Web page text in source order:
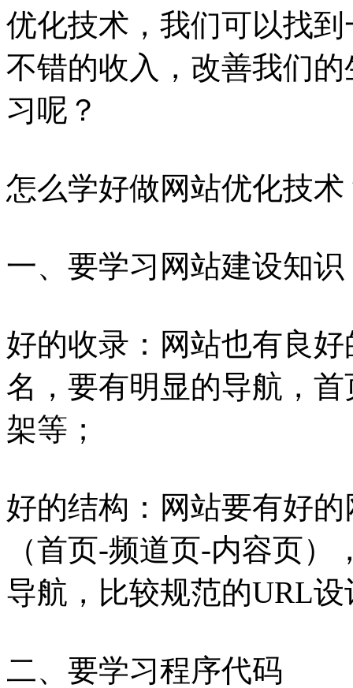
优化技术，我们可以找
不错的收入，改善我们
习呢？
怎么学好做网站优化技术
一、要学习网站建设知识
好的收录：网站也有良
名，要有明显的导航，
架等；
好的结构：网站要有好
（首页-频道页-内容页
导航，比较规范的URL设
二、要学习程序代码